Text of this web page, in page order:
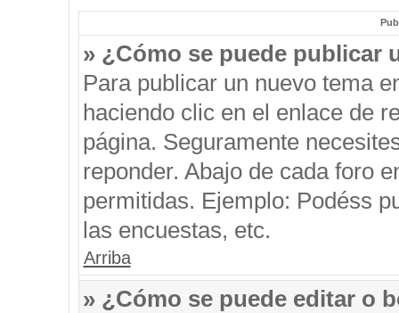
» ¿Cómo se puede publicar
Para publicar un nuevo tema
haciendo clic en el enlace de
página. Seguramente
reponder. Abajo de cada foro
permitidas. Ejemplo: Podéss
las encuestas, etc.
Arriba
» ¿Cómo se puede editar o